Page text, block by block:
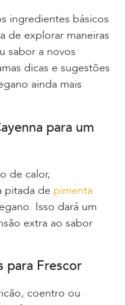
ingredientes básicos
de explorar maneiras
sabor a novos
dicas e sugestões
ainda mais
para um
de calor,
pitada de pimenta
Isso dará um
extra ao sabor
para Frescor
coentro ou